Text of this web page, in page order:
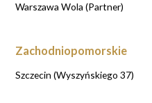
Warszawa Wola (Partner)
Zachodniopomorskie
Szczecin (Wyszyńskiego 37)